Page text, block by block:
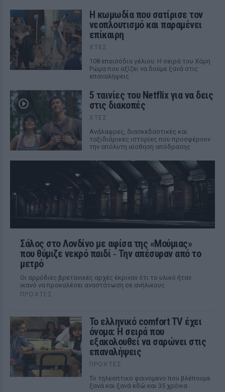
Η κωμωδία που σατίρισε τον
νεοπλουτισμό και παραμένει
επίκαιρη
ΧΤΕΣ
108 επεισόδια γέλιου: Η σειρά του Χάρη
Ρώμα που αξίζει να δούμε ξανά στις
επαναλήψεις
5 ταινίες του Netflix για να δεις
στις διακοπές
ΧΤΕΣ
Aνάλαφρες, διασκεδαστικές και
ταξιδιάρικες ιστορίες που προσφέρουν
την απόλυτη αίσθηση απόδρασης
Σάλος στο Λονδίνο με αφίσα της «Μούμιας»
που θύμιζε νεκρό παιδί ‑ Την απέσυραν από το
μετρό
Οι αρμόδιες βρετανικές αρχές έκριναν ότι το υλικό ήταν
ικανό να προκαλέσει αναστάτωση σε ανήλικους
ΠΡΟΧΤΈΣ
Το ελληνικό comfort TV έχει
όνομα: Η σειρά που
εξακολουθεί να σαρώνει στις
επαναλήψεις
ΠΡΟΧΤΈΣ
Το τηλεοπτικό φαινόμενο που βλέπουμε
ξανά και ξανά εδώ και 35 χρόνια